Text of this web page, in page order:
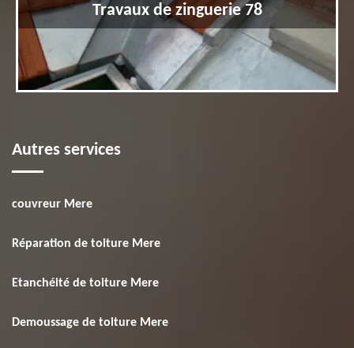
Travaux de zinguerie 78
Autres services
couvreur Mere
Réparation de toiture Mere
Etanchéité de toiture Mere
Demoussage de toiture Mere